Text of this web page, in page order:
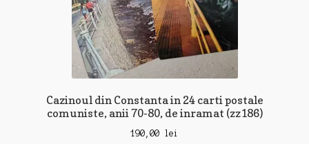
Cazinoul din Constanta in 24 carti postale
comuniste, anii 70-80, de inramat (zz186)
190,00 lei